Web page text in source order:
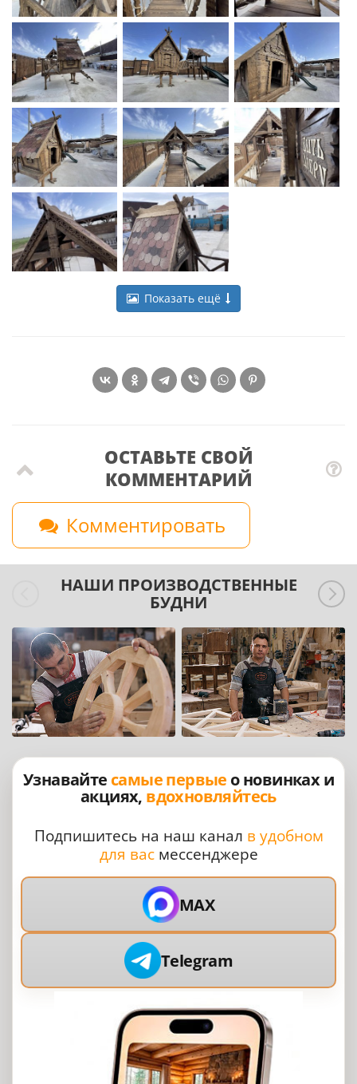
Показать ещё
ОСТАВЬТЕ СВОЙ
КОММЕНТАРИЙ
Комментировать
НАШИ ПРОИЗВОДСТВЕННЫЕ
БУДНИ
Узнавайте самые первые о новинках и
акциях, вдохновляйтесь
Подпишитесь на наш канал в удобном
для васмессенджере
MAX
Telegram